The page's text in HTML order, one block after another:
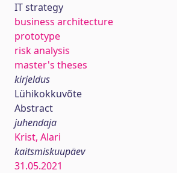
IT strategy
business architecture
prototype
risk analysis
master's theses
kirjeldus
Lühikokkuvõte
Abstract
juhendaja
Krist, Alari
kaitsmiskuupäev
31.05.2021